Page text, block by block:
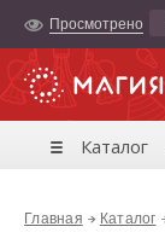
Просмотрено
Каталог
Главная Каталог